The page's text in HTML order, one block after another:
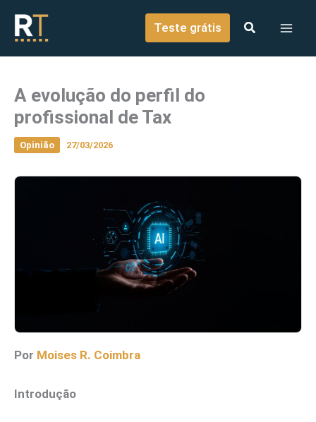
conteúdo
Teste grátis
A evolução do perfil do
profissional de Tax
Opinião 27/03/2026
Por Moises R. Coimbra
Introdução